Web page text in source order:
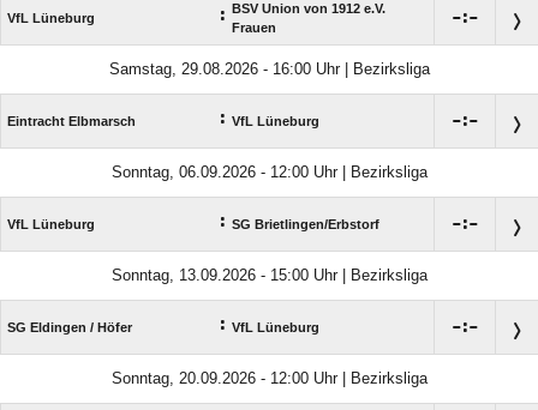
VfL Lüneburg :
BSV Union von 1912 e.V.
Frauen
:
Samstag, 29.08.2026 - 16:00 Uhr | Bezirksliga
Eintracht Elbmarsch : VfL Lüneburg :
Sonntag, 06.09.2026 - 12:00 Uhr | Bezirksliga
VfL Lüneburg : SG Brietlingen/​Erbstorf :
Sonntag, 13.09.2026 - 15:00 Uhr | Bezirksliga
SG Eldingen /​ Höfer : VfL Lüneburg :
Sonntag, 20.09.2026 - 12:00 Uhr | Bezirksliga